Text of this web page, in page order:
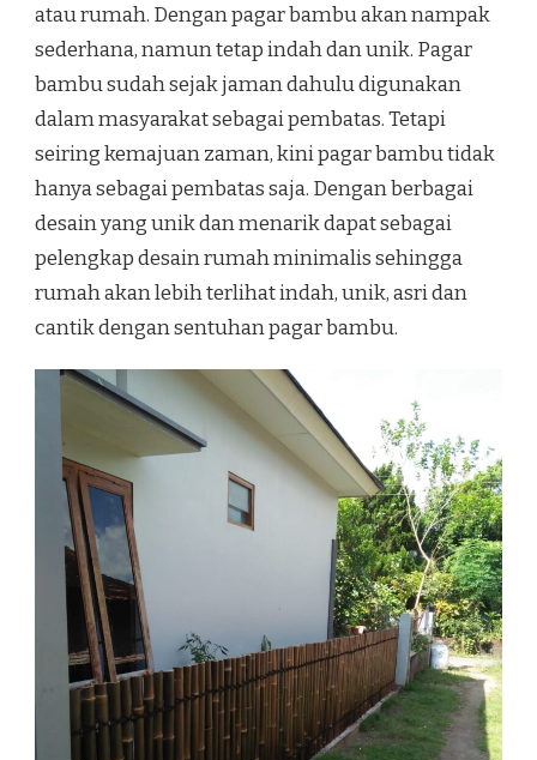
atau rumah. Dengan pagar bambu akan nampak
sederhana, namun tetap indah dan unik. Pagar
bambu sudah sejak jaman dahulu digunakan
dalam masyarakat sebagai pembatas. Tetapi
seiring kemajuan zaman, kini pagar bambu tidak
hanya sebagai pembatas saja. Dengan berbagai
desain yang unik dan menarik dapat sebagai
pelengkap desain rumah minimalis sehingga
rumah akan lebih terlihat indah, unik, asri dan
cantik dengan sentuhan pagar bambu.